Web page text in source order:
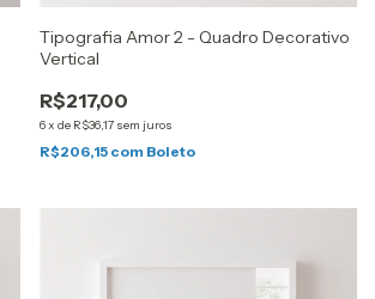
Tipografia Amor 2 - Quadro Decorativo
Vertical
R$217,00
6x de R$36,17 sem juros
R$206,15 com Boleto